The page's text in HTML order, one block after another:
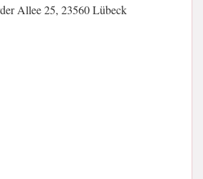
Allee 25, 23560 Lübeck